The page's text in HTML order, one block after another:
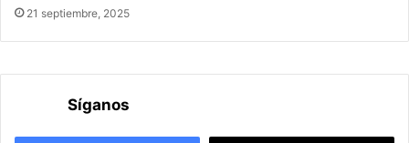
21 septiembre, 2025
Síganos